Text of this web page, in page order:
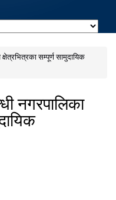
सम्पूर्ण सामुदायिक
नगरपालिका